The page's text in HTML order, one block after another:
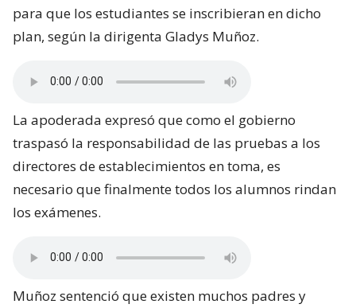
para que los estudiantes se inscribieran en dicho
plan, según la dirigenta Gladys Muñoz.
La apoderada expresó que como el gobierno
traspasó la responsabilidad de las pruebas a los
directores de establecimientos en toma, es
necesario que finalmente todos los alumnos rindan
los exámenes.
Muñoz sentenció que existen muchos padres y